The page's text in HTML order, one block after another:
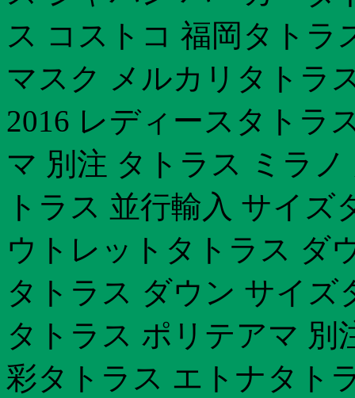
ス コストコ 福岡タトラ
マスク メルカリタトラ
2016 レディースタトラ
マ 別注 タトラス ミラ
トラス 並行輸入 サイ
ウトレットタトラス ダ
タトラス ダウン サイ
タトラス ポリテアマ 別
彩タトラス エトナタト